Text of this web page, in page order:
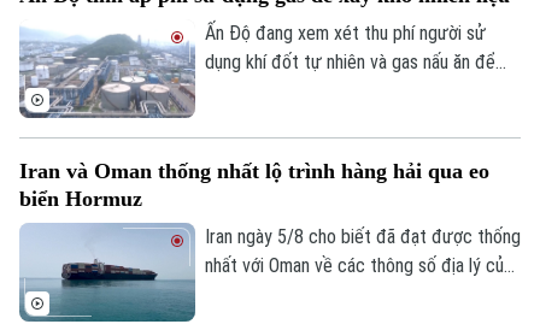
Di tích
Dinh dưỡng
Tư vấn sức khỏe
Bóng đá
Quần vợt
Golf
Giải trí
Tin tức
Sao
Thời trang
Ấn Độ đang xem xét thu phí người sử
dụng khí đốt tự nhiên và gas nấu ăn để
Iran và Oman thống nhất lộ trình hàng hải qua eo
biển Hormuz
Iran ngày 5/8 cho biết đã đạt được thống
nhất với Oman về các thông số địa lý của